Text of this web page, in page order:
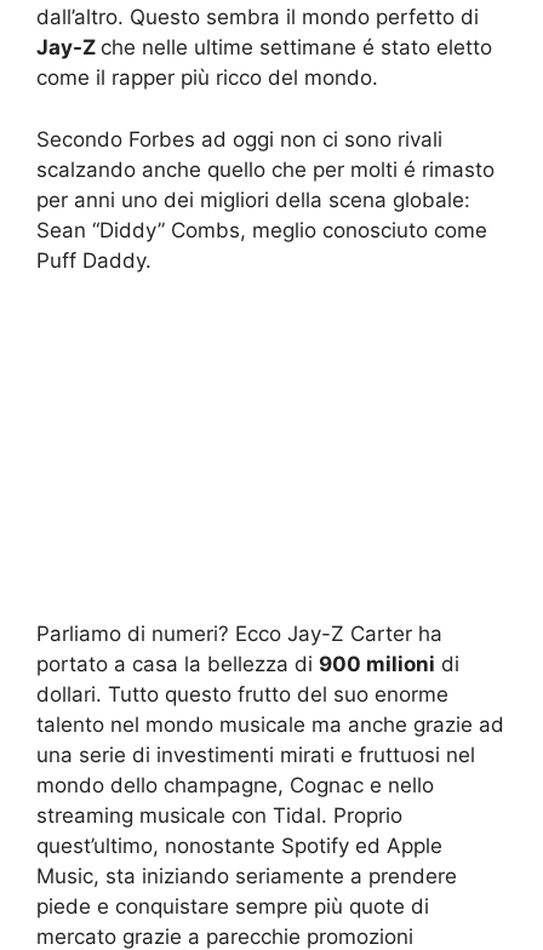
dall’altro. Questo sembra il mondo perfetto di
Jay-Z che nelle ultime settimane é stato eletto
come il rapper più ricco del mondo.
Secondo Forbes ad oggi non ci sono rivali
scalzando anche quello che per molti é rimasto
per anni uno dei migliori della scena globale:
Sean “Diddy” Combs, meglio conosciuto come
Puff Daddy.
Parliamo di numeri? Ecco Jay-Z Carter ha
portato a casa la bellezza di 900 milioni di
dollari. Tutto questo frutto del suo enorme
talento nel mondo musicale ma anche grazie ad
una serie di investimenti mirati e fruttuosi nel
mondo dello champagne, Cognac e nello
streaming musicale con Tidal. Proprio
quest’ultimo, nonostante Spotify ed Apple
Music, sta iniziando seriamente a prendere
piede e conquistare sempre più quote di
mercato grazie a parecchie promozioni